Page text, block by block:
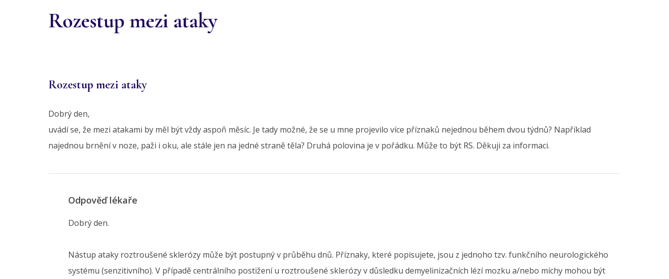
Rozestup mezi ataky
Rozestup mezi ataky
Dobrý den,
uvádí se, že mezi atakami by měl být vždy aspoň měsíc. Je tady možné, že se u mne projevilo více příznaků nejednou během dvou týdnů? Například
najednou brnění v noze, paži i oku, ale stále jen na jedné straně těla? Druhá polovina je v pořádku. Může to být RS. Děkuji za informaci.
Odpověď lékaře
Dobrý den.
Nástup ataky roztroušené sklerózy může být postupný v průběhu dnů. Příznaky, které popisujete, jsou z jednoho tzv. funkčního neurologického
systému (senzitivního). V případě centrálního postižení u roztroušené sklerózy v důsledku demyelinizačních lézí mozku a/nebo míchy mohou být